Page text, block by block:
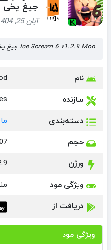
جیغ یخی 6 مود شده برای اندروید
آبان 25, 1404 (9 ماه قبل)
Ice Scream 6 v1.2.9 Mod جیغ یخی 6 نسخه 1.2.9 مود شده
نام
سازنده
دسته‌بندی
حجم 207
ورژن
ویژگی مود
دریافت از
ویژگی مود